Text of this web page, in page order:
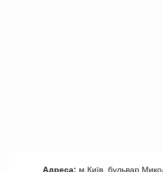
Адреса: м.Київ, бульвар